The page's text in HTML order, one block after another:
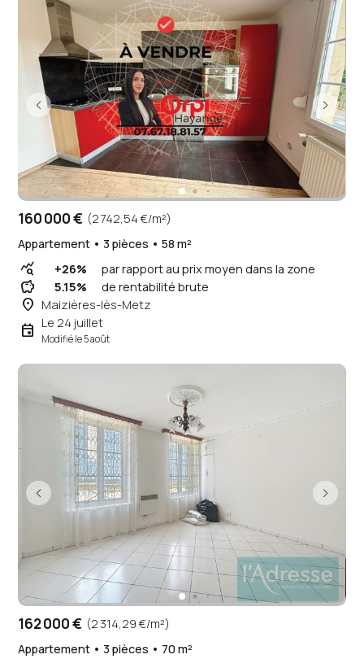
160 000 € (2 742,54 €/m²)
Appartement • 3 pièces • 58 m²
query_stats +26% par rapport au prix moyen dans la zone
savings 5.15% de rentabilité brute
place Maizières-lès-Metz
event Le 24 juillet
Modifié le 5 août
162 000 € (2 314,29 €/m²)
Appartement • 3 pièces • 70 m²